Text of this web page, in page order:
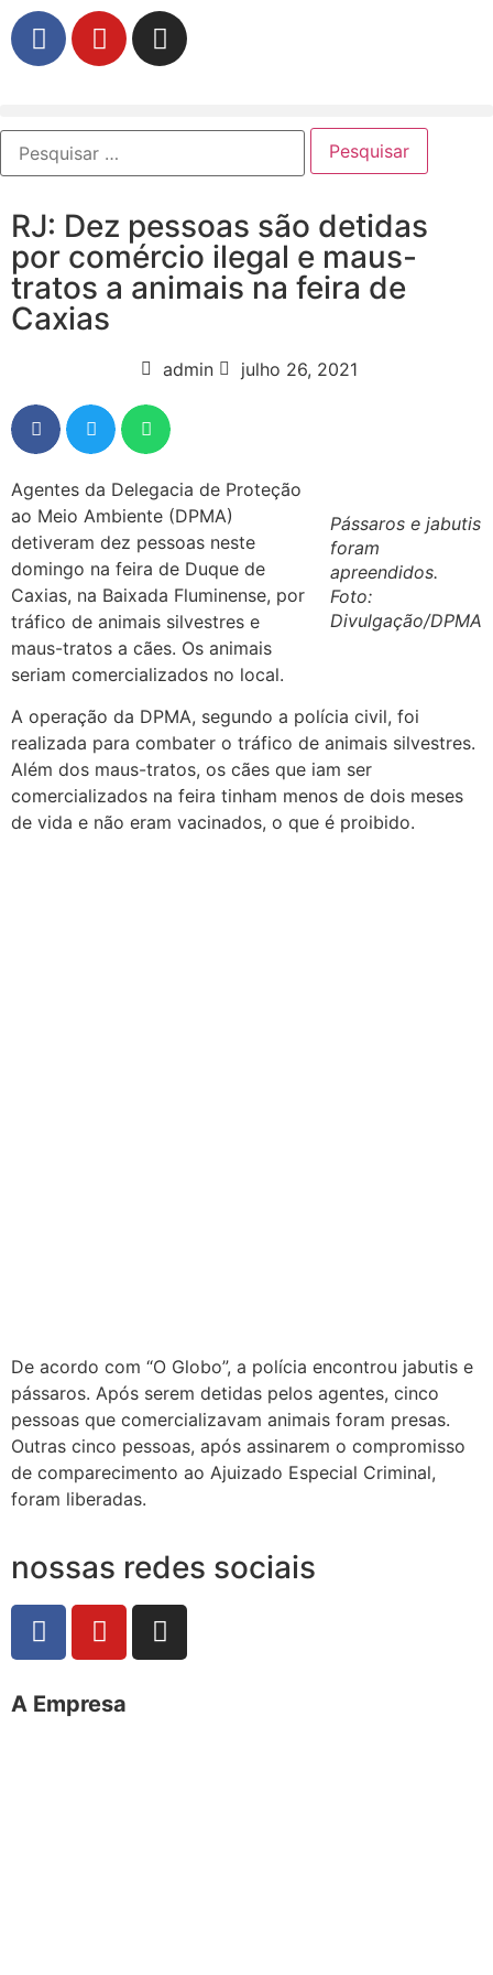
RJ: Dez pessoas são detidas
por comércio ilegal e maus-
tratos a animais na feira de
Caxias
admin julho 26, 2021
Pássaros e jabutis
foram
apreendidos.
Foto:
Divulgação/DPMA
Agentes da Delegacia de Proteção
ao Meio Ambiente (DPMA)
detiveram dez pessoas neste
domingo na feira de Duque de
Caxias, na Baixada Fluminense, por
tráfico de animais silvestres e
maus-tratos a cães. Os animais
seriam comercializados no local.
A operação da DPMA, segundo a polícia civil, foi
realizada para combater o tráfico de animais silvestres.
Além dos maus-tratos, os cães que iam ser
comercializados na feira tinham menos de dois meses
de vida e não eram vacinados, o que é proibido.
De acordo com “O Globo”, a polícia encontrou jabutis e
pássaros. Após serem detidas pelos agentes, cinco
pessoas que comercializavam animais foram presas.
Outras cinco pessoas, após assinarem o compromisso
de comparecimento ao Ajuizado Especial Criminal,
foram liberadas.
nossas redes sociais
A Empresa